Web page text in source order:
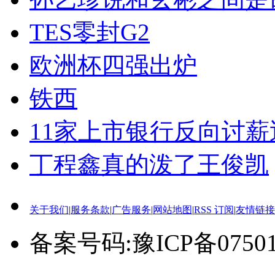
TES零封G2
欧洲杯四强出炉
铁西
11家上市银行反向讨
丁程鑫真的泼了王俊凯
关于我们|服务条款|广告服务|网站地图|RSS 订阅|友情链接
备案号码:豫ICP备